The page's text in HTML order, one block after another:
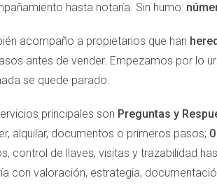
DE ROSA
casa grande en las afueras. A pesar
y familiares sobre su situación,
por la idea de vivir cerca del
a caminar por el centro; hay tanta
con ascensor y acceso a todos los
hasta notaría. Sin humo:
acompaño a propietarios que han
antes de vender. Empezamos por lo
se quede parado.
principales son Preguntas y
alquilar, documentos o primeros pasos;
control de llaves, visitas y trazabilidad
con valoración, estrategia,